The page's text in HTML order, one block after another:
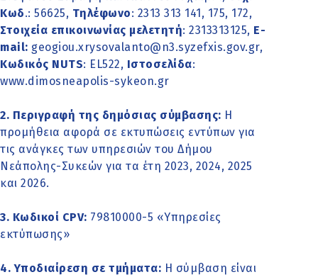
Κωδ.: 56625, Τηλέφωνο: 2313 313 141, 175, 172,
Στοιχεία επικοινωνίας μελετητή: 2313313125, Ε-
mail: geogiou.xrysovalanto@n3.syzefxis.gov.gr,
Κωδικός ΝUTS: EL522, Ιστοσελίδα:
www.dimosneapolis-sykeon.gr
2. Περιγραφή της δημόσιας σύμβασης: Η
προμήθεια αφορά σε εκτυπώσεις εντύπων για
τις ανάγκες των υπηρεσιών του Δήμου
Νεάπολης-Συκεών για τα έτη 2023, 2024, 2025
και 2026.
3. Κωδικοί CPV: 79810000-5 «Υπηρεσίες
εκτύπωσης»
4. Υποδιαίρεση σε τμήματα: Η σύμβαση είναι